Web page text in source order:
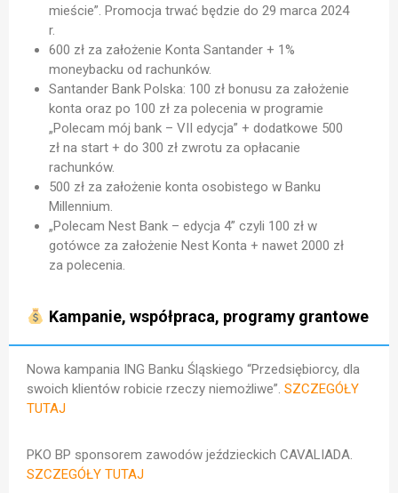
mieście”. Promocja trwać będzie do 29 marca 2024
r.
600 zł za założenie Konta Santander + 1%
moneybacku od rachunków.
Santander Bank Polska: 100 zł bonusu za założenie
konta oraz po 100 zł za polecenia w programie
„Polecam mój bank – VII edycja” + dodatkowe 500
zł na start + do 300 zł zwrotu za opłacanie
rachunków.
500 zł za założenie konta osobistego w Banku
Millennium.
„Polecam Nest Bank – edycja 4” czyli 100 zł w
gotówce za założenie Nest Konta + nawet 2000 zł
za polecenia.
Kampanie, współpraca, programy grantowe
Nowa kampania ING Banku Śląskiego “Przedsiębiorcy, dla
swoich klientów robicie rzeczy niemożliwe”. SZCZEGÓŁY
TUTAJ
PKO BP sponsorem zawodów jeździeckich CAVALIADA.
SZCZEGÓŁY TUTAJ